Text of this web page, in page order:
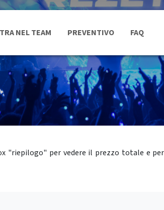
NEL TEAM PREVENTIVO FAQ
"riepilogo" per vedere il prezzo totale e